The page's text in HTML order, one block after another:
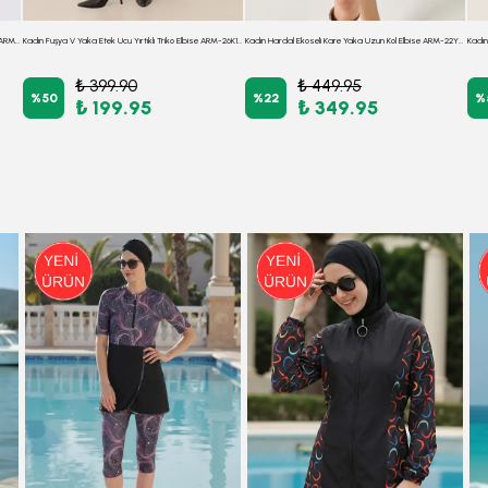
Kadın Bordo-Siyah Ekoseli Kare Yaka Uzun Kol Elbise ARM-22Y001182 Kadın Fuşya V Yaka Etek Ucu Yırtıklı Triko Elbise ARM-26K136008
%50
₺ 399.90
₺ 199.95
Kadın Hardal Ekoseli Kare Yaka Uzun Kol Elbise ARM-22Y001182
%22
₺ 449.95
₺ 349.95 %